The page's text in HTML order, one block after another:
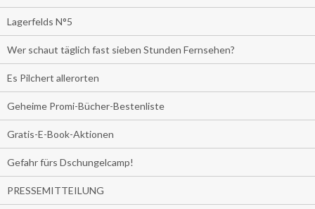
Lagerfelds N°5
Wer schaut täglich fast sieben Stunden Fernsehen?
Es Pilchert allerorten
Geheime Promi-Bücher-Bestenliste
Gratis-E-Book-Aktionen
Gefahr fürs Dschungelcamp!
PRESSEMITTEILUNG